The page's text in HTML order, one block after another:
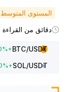
المستوى المتوسط
دقائق من القراءة 2
BTC/USDT
+
0.30%
SOL/USDT
+
3.30%